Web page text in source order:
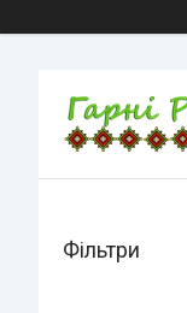
Фільтри